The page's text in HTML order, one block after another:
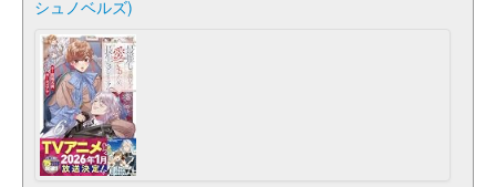
シュノベルズ)